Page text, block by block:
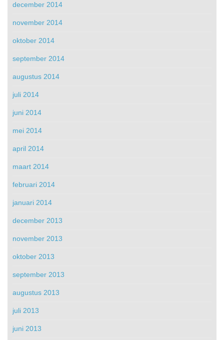
december 2014
november 2014
oktober 2014
september 2014
augustus 2014
juli 2014
juni 2014
mei 2014
april 2014
maart 2014
februari 2014
januari 2014
december 2013
november 2013
oktober 2013
september 2013
augustus 2013
juli 2013
juni 2013